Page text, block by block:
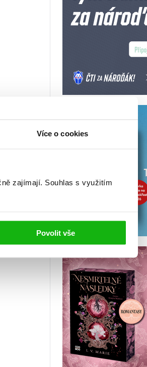
Více o cookies
zajímají. Souhlas s využitím
Povolit vše